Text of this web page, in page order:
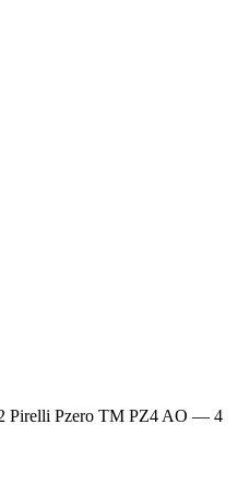
Pirelli Pzero TM PZ4 AO — 4